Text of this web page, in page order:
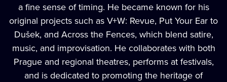
a fine sense of timing. He became known for his
original projects such as V+W: Revue, Put Your Ear to
Dušek, and Across the Fences, which blend satire,
music, and improvisation. He collaborates with both
Prague and regional theatres, performs at festivals,
and is dedicated to promoting the heritage of